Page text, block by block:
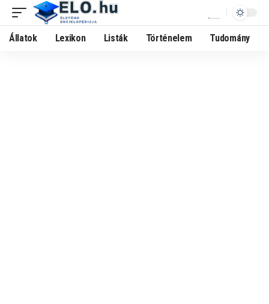
Állatok Lexikon Listák Történelem Tudomány